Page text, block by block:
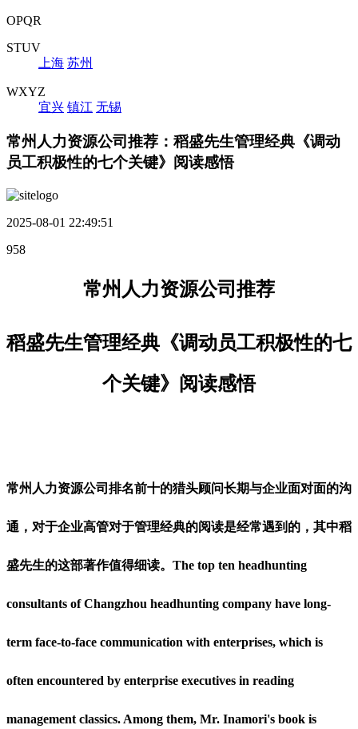
OPQR
STUV
上海 苏州
WXYZ
宜兴 镇江 无锡
常州人力资源公司推荐：稻盛先生管理经典《调动
员工积极性的七个关键》阅读感悟
2025-08-01 22:49:51
958
常州人力资源公司推荐
稻盛先生管理经典《调动员工积极性的七
个关键》阅读感悟
常州人力资源公司排名前十的猎头顾问长期与企业面对面的沟
通，对于企业高管对于管理经典的阅读是经常遇到的，其中稻
盛先生的这部著作值得细读。 The top ten headhunting
consultants of Changzhou headhunting company have long-
term face-to-face communication with enterprises, which is
often encountered by enterprise executives in reading
management classics. Among them, Mr. Inamori's book is